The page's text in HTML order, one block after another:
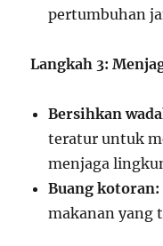
pertumbuhan
Langkah 3:
Bersihkan
teratur untuk
menjaga
Buang kotoran:
makanan yang